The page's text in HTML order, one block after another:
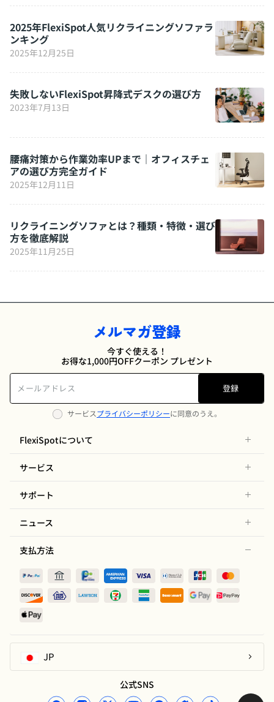
2025年FlexiSpot人気リクライニングソファラ
ンキング
2025年12月25日
失敗しないFlexiSpot昇降式デスクの選び方
2023年7月13日
腰痛対策から作業効率UPまで｜オフィスチェ
アの選び方完全ガイド
2025年12月11日
リクライニングソファとは？種類・特徴・選び
方を徹底解説
2025年11月25日
メルマガ登録
今すぐ使える！
お得な1,000円OFFクーポン プレゼント
登録
サービスプライバシーポリシーに同意のうえ。
FlexiSpotについて
サービス
サポート
ニュース
支払方法
JP
公式SNS